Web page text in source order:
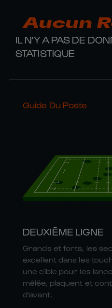
Aucun
IL N'Y A PAS DE
STATISTIQUE
Guide Du Poste
DEUXIÈME LIGNE
Grands et forts, les
excellent dans les
une cible pour les
mêlée, plaquent et
d'avant.